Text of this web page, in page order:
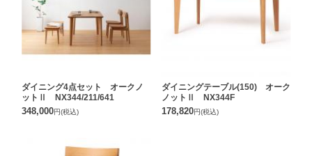
ダイニング4点セット オークノ
ットⅡ NX344/211/641
348,000円(税込)
ダイニングテーブル(150) オーク
ノットⅡ NX344F
178,820円(税込)